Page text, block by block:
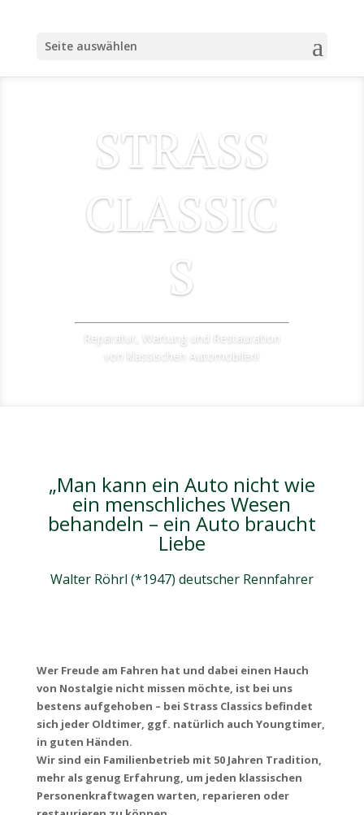
Seite auswählen
STRASS
CLASSIC
S
Reparatur, Wartung und Restauration
von klassischen Automobilen!
„Man kann ein Auto nicht wie
ein menschliches Wesen
behandeln – ein Auto braucht
Liebe
Walter Röhrl (*1947) deutscher Rennfahrer
Wer Freude am Fahren hat und dabei einen Hauch
von Nostalgie nicht missen möchte, ist bei uns
bestens aufgehoben – bei Strass Classics befindet
sich jeder Oldtimer, ggf. natürlich auch Youngtimer,
in guten Händen.
Wir sind ein Familienbetrieb mit 50 Jahren Tradition,
mehr als genug Erfahrung, um jeden klassischen
Personenkraftwagen warten, reparieren oder